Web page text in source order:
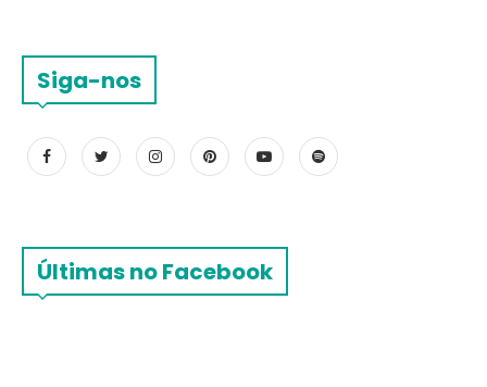
Siga-nos
Últimas no Facebook